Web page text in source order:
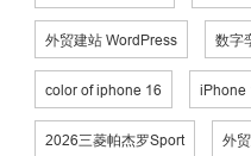
外贸建站 WordPress 数字
color of iphone 16 iPhone
2026三菱帕杰罗Sport 外